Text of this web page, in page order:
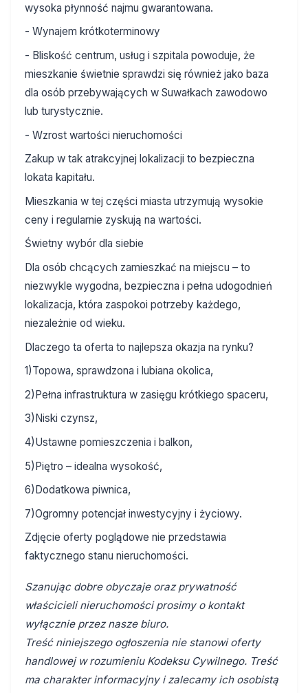
wysoka płynność najmu gwarantowana.
- Wynajem krótkoterminowy
- Bliskość centrum, usług i szpitala powoduje, że
mieszkanie świetnie sprawdzi się również jako baza
dla osób przebywających w Suwałkach zawodowo
lub turystycznie.
- Wzrost wartości nieruchomości
Zakup w tak atrakcyjnej lokalizacji to bezpieczna
lokata kapitału.
Mieszkania w tej części miasta utrzymują wysokie
ceny i regularnie zyskują na wartości.
Świetny wybór dla siebie
Dla osób chcących zamieszkać na miejscu – to
niezwykle wygodna, bezpieczna i pełna udogodnień
lokalizacja, która zaspokoi potrzeby każdego,
niezależnie od wieku.
Dlaczego ta oferta to najlepsza okazja na rynku?
1)Topowa, sprawdzona i lubiana okolica,
2)Pełna infrastruktura w zasięgu krótkiego spaceru,
3)Niski czynsz,
4)Ustawne pomieszczenia i balkon,
5)Piętro – idealna wysokość,
6)Dodatkowa piwnica,
7)Ogromny potencjał inwestycyjny i życiowy.
Zdjęcie oferty poglądowe nie przedstawia
faktycznego stanu nieruchomości.
Szanując dobre obyczaje oraz prywatność
właścicieli nieruchomości prosimy o kontakt
wyłącznie przez nasze biuro.
Treść niniejszego ogłoszenia nie stanowi oferty
handlowej w rozumieniu Kodeksu Cywilnego. Treść
ma charakter informacyjny i zalecamy ich osobistą